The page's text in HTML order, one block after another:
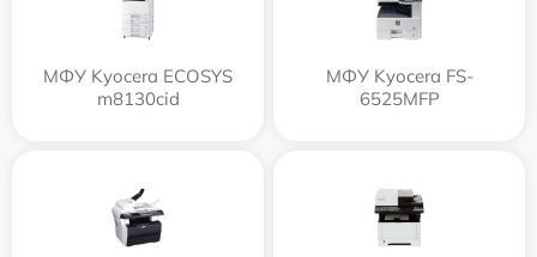
МФУ Kyocera ECOSYS
m8130cid
МФУ Kyocera FS-
6525MFP